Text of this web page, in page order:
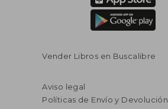
Vender Libros en Buscalibre
Aviso legal
Políticas de Envío y Devolución